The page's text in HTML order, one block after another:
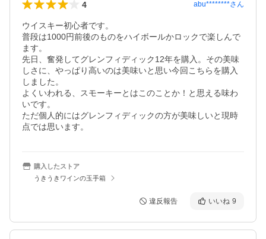
4 abu********さん
ウイスキー初心者です。
普段は1000円前後のものをハイボールかロックで楽しんで
ます。
先日、奮発してグレンフィディック12年を購入。その美味
しさに、やっぱり高いのは美味いと思い今回こちらを購入
しました。
よくいわれる、スモーキーとはこのことか！と思える味わ
いです。
ただ個人的にはグレンフィディックの方が美味しいと現時
点では思います。
購入したストア
うきうきワインの玉手箱
違反報告 いいね 9